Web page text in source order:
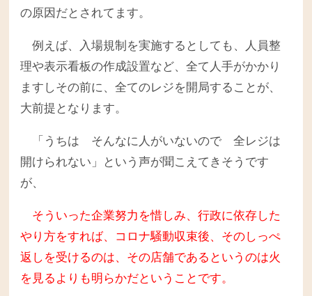
の原因だとされてます。
例えば、入場規制を実施するとしても、人員整
理や表示看板の作成設置など、全て人手がかかり
ますしその前に、全てのレジを開局することが、
大前提となります。
「うちは そんなに人がいないので 全レジは
開けられない」という声が聞こえてきそうです
が、
そういった企業努力を惜しみ、行政に依存した
やり方をすれば、コロナ騒動収束後、そのしっぺ
返しを受けるのは、その店舗であるというのは火
を見るよりも明らかだということです。